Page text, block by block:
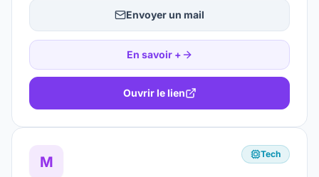
Envoyer un mail
En savoir +
Ouvrir le lien
M Tech